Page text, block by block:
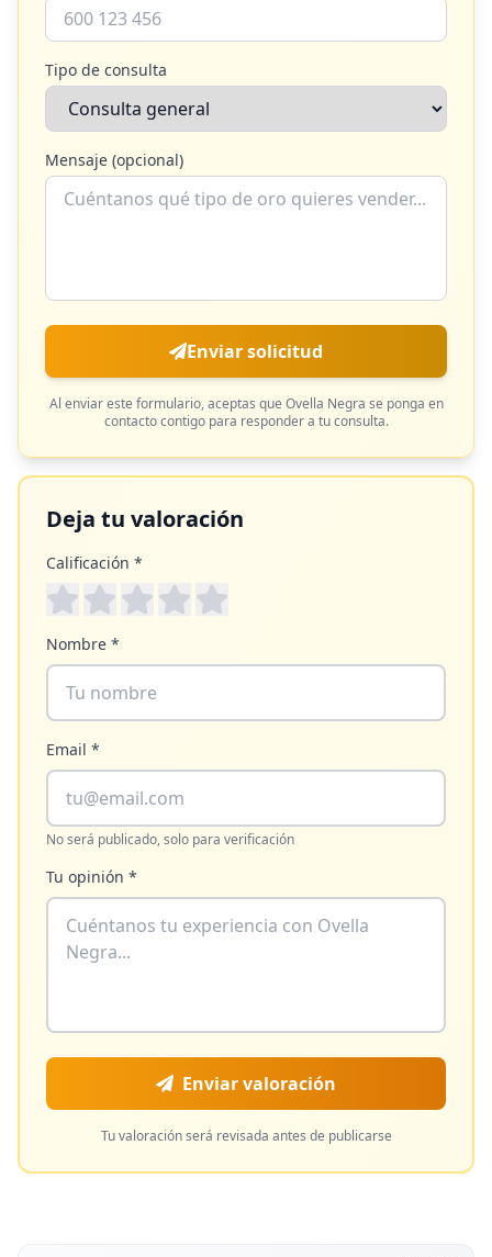
Tipo de consulta
Mensaje (opcional)
Enviar solicitud
Al enviar este formulario, aceptas que Ovella Negra se ponga en
contacto contigo para responder a tu consulta.
Deja tu valoración
Calificación *
Nombre *
Email *
No será publicado, solo para verificación
Tu opinión *
Enviar valoración
Tu valoración será revisada antes de publicarse